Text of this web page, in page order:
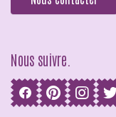
Nous suivre.